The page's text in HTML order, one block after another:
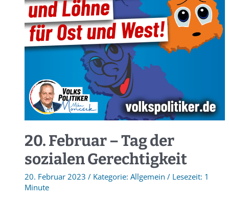
20. Februar – Tag der
sozialen Gerechtigkeit
20. Februar 2023 / Allgemein /
1
Minute